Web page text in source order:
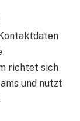
richtet sich
und nutzt